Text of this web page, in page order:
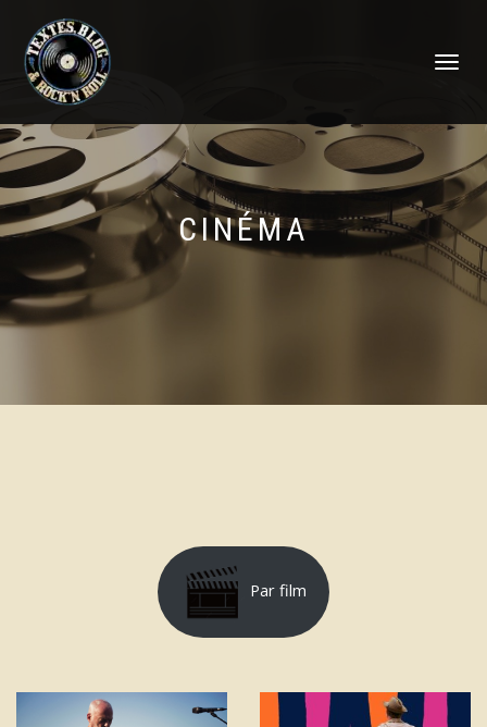
DÉPLIER
CINÉMA
Par film